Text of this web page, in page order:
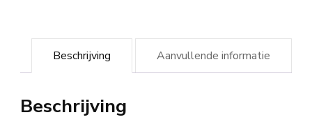
Beschrijving Aanvullende informatie
Beschrijving